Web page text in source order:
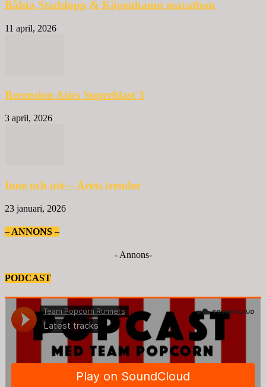
Bålsta Stadslopp & Köpenhamn marathon
11 april, 2026
Recension Asics Superblast 3
3 april, 2026
Inne och ute – Årets trender
23 januari, 2026
– ANNONS –
- Annons-
PODCAST